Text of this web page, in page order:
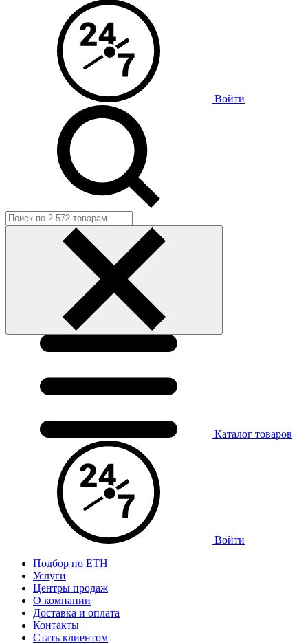
Войти
Каталог товаров
Войти
Подбор по ЕТН
Услуги
Центры продаж
О компании
Доставка и оплата
Контакты
Стать клиентом